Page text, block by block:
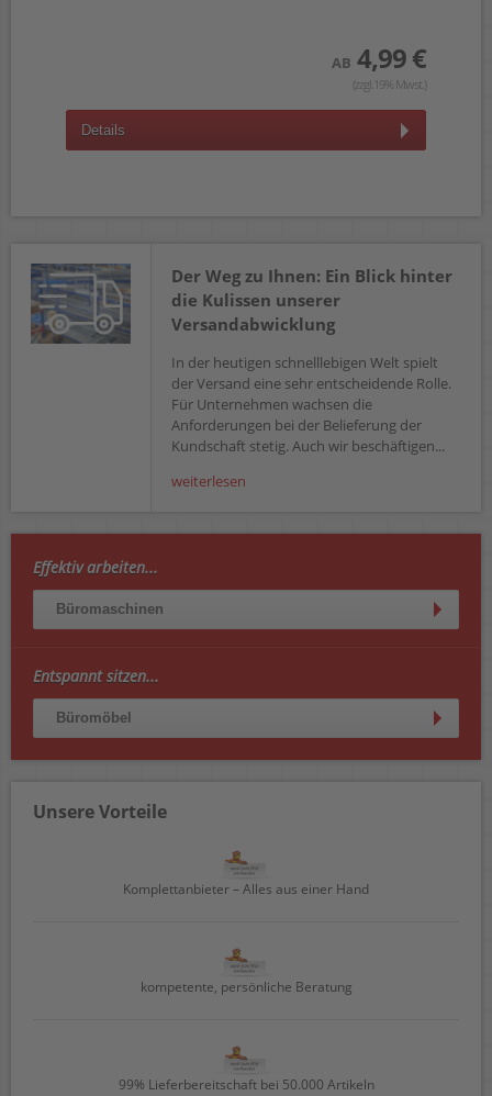
AB 4,99 €
(zzgl.19% Mwst.)
Details
Der Weg zu Ihnen: Ein Blick hinter
die Kulissen unserer
Versandabwicklung
In der heutigen schnelllebigen Welt spielt
der Versand eine sehr entscheidende Rolle.
Für Unternehmen wachsen die
Anforderungen bei der Belieferung der
Kundschaft stetig. Auch wir beschäftigen...
weiterlesen
Effektiv arbeiten...
Büromaschinen
Entspannt sitzen...
Büromöbel
Unsere Vorteile
Komplettanbieter – Alles aus einer Hand
kompetente, persönliche Beratung
99% Lieferbereitschaft bei 50.000 Artikeln